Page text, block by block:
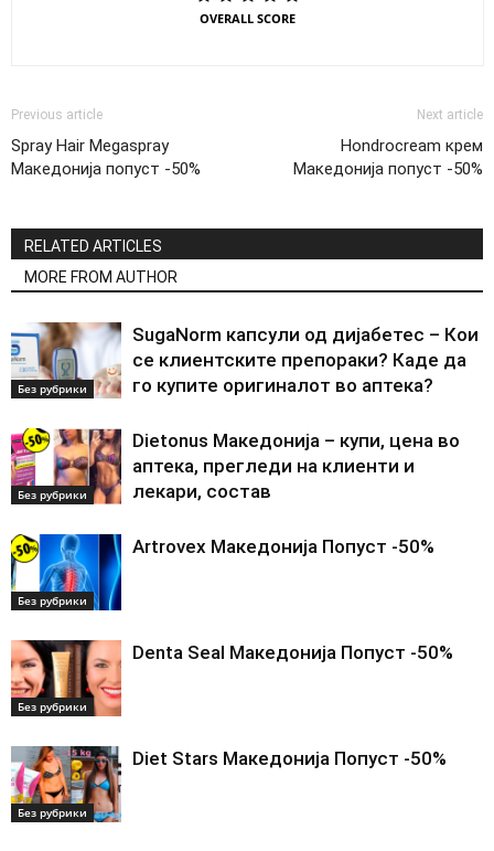
OVERALL SCORE
Previous article
Spray Hair Megaspray
Македонија попуст -50%
Next article
Hondrocream крем
Македонија попуст -50%
RELATED ARTICLES
MORE FROM AUTHOR
Без рубрики
SugaNorm капсули од дијабетес – Кои
се клиентските препораки? Каде да
го купите оригиналот во аптека?
Без рубрики
Dietonus Македонија – купи, цена во
аптека, прегледи на клиенти и
лекари, состав
Без рубрики
Artrovex Македонија Попуст -50%
Без рубрики
Denta Seal Македонија Попуст -50%
Без рубрики
Diet Stars Македонија Попуст -50%